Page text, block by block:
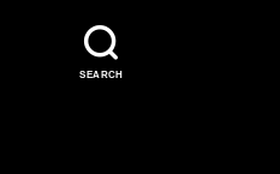
SEARCH